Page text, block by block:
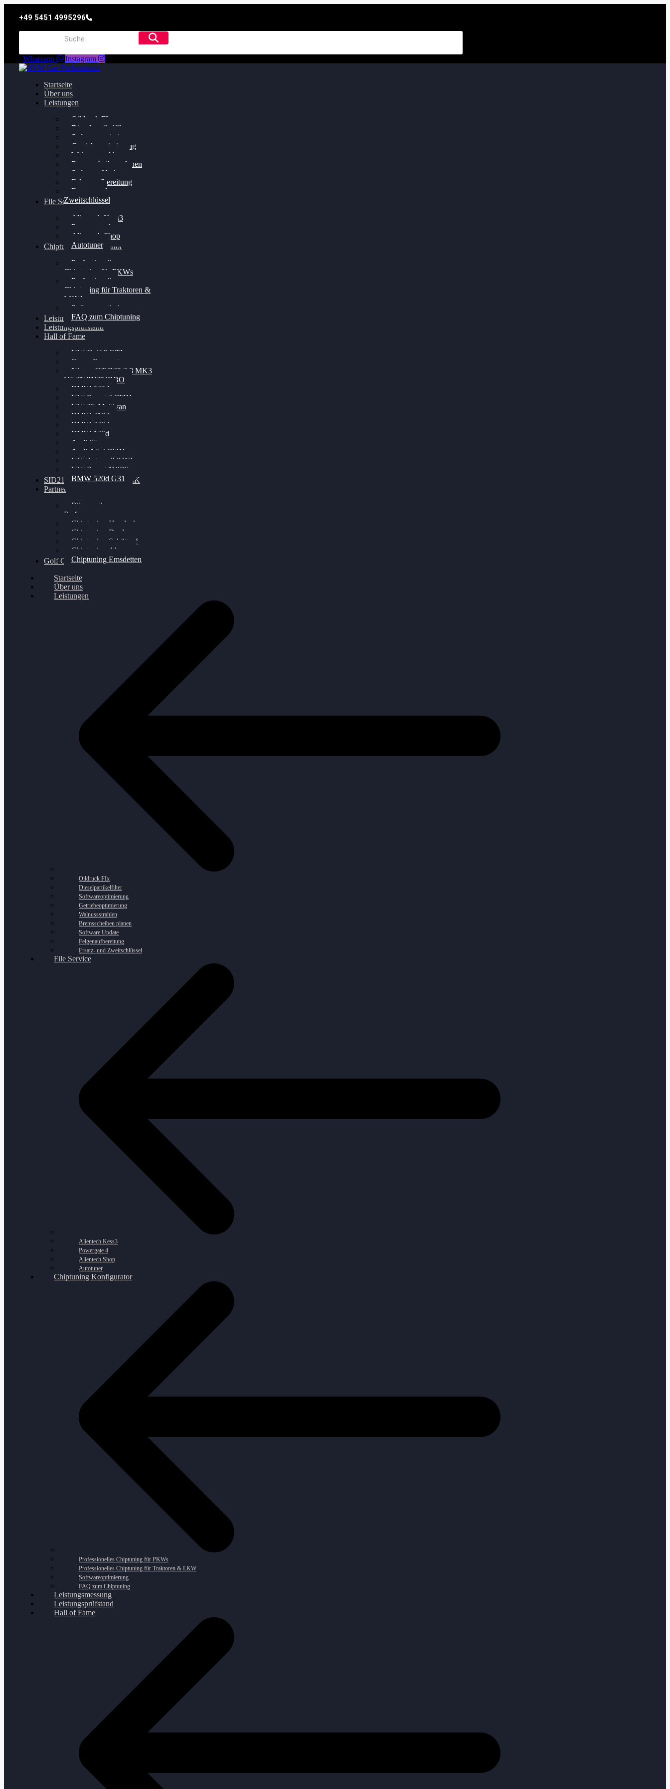
+49 5451 4995296
Whatsapp Instagram
Startseite
Über uns
Leistungen
Oildruck FIx
Dieselpartikelfilter
Softwareoptimierung
Getriebeoptimierung
Walnussstrahlen
Bremsscheiben planen
Software Update
Felgenaufbereitung
Ersatz- und
Zweitschlüssel
File Service
Alientech Kess3
Powergate 4
Alientech Shop
Autotuner
Chiptuning Konfigurator
Professionelles
Chiptuning für PKWs
Professionelles
Chiptuning für Traktoren &
LKW
Softwareoptimierung
FAQ zum Chiptuning
Leistungsmessung
Leistungsprüfstand
Hall of Fame
VW Golf 6 GTI
Cupra Formentor
Nissan GT-R35 3.8 MK3
V6 TWINTURBO
BMW 525d
VW Passat 2.0TDI
VW T6 Multivan
BMW 318d
BMW 320d
BMW 120d
Audi S6
Audi A5 3.0TDI
VW Arteon 2.0TSI
VW Passat 110PS
BMW 520d G31
SID212 / 212EVO UNLOCK
Partner
Bilgenroth
Performance
Chiptuning Herzlacke
Chiptuning Duelmen
Chiptuning Schüttorf
Chiptuning Ahaus
Chiptuning Emsdetten
Golf Gewinnspiel
Startseite
Über uns
Leistungen
Oildruck FIx
Dieselpartikelfilter
Softwareoptimierung
Getriebeoptimierung
Walnussstrahlen
Bremsscheiben planen
Software Update
Felgenaufbereitung
Ersatz- und Zweitschlüssel
File Service
Alientech Kess3
Powergate 4
Alientech Shop
Autotuner
Chiptuning Konfigurator
Professionelles Chiptuning für PKWs
Professionelles Chiptuning für Traktoren & LKW
Softwareoptimierung
FAQ zum Chiptuning
Leistungsmessung
Leistungsprüfstand
Hall of Fame